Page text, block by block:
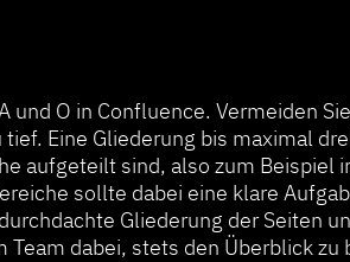
O in Confluence. Vermeiden
Eine Gliederung bis maximal
aufgeteilt sind, also zum Beispiel
sollte dabei eine klare
Gliederung der Seiten
dabei, stets den Überblick zu